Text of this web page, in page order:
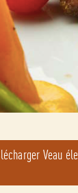
Veau